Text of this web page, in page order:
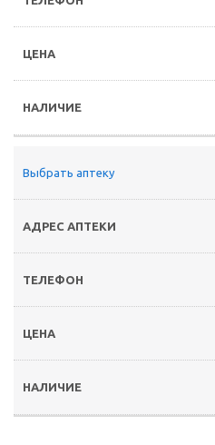
Выбрать аптеку